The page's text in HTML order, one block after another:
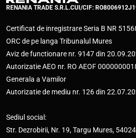
RENANIA TRADE S.R.L.CUI/CIF: RO8006912
Certificat de inregistrare Seria B NR
ORC de pe langa Tribunalul Mures
Aviz de functionare nr. 9147 din
Autorizatie AEO nr. RO AEOF
Generala a Vamilor
Autorizatie de mediu nr. 126 din
Sediul social:
Str. Dezrobirii, Nr. 19, Targu Mures,